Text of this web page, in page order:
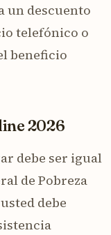
un descuento
telefónico o
beneficio
2026
debe ser igual
de Pobreza
debe